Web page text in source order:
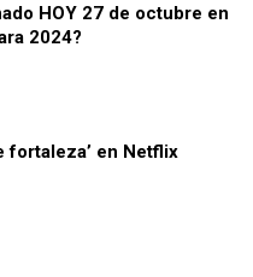
HOY 27 de octubre en
2024?
fortaleza’ en Netflix